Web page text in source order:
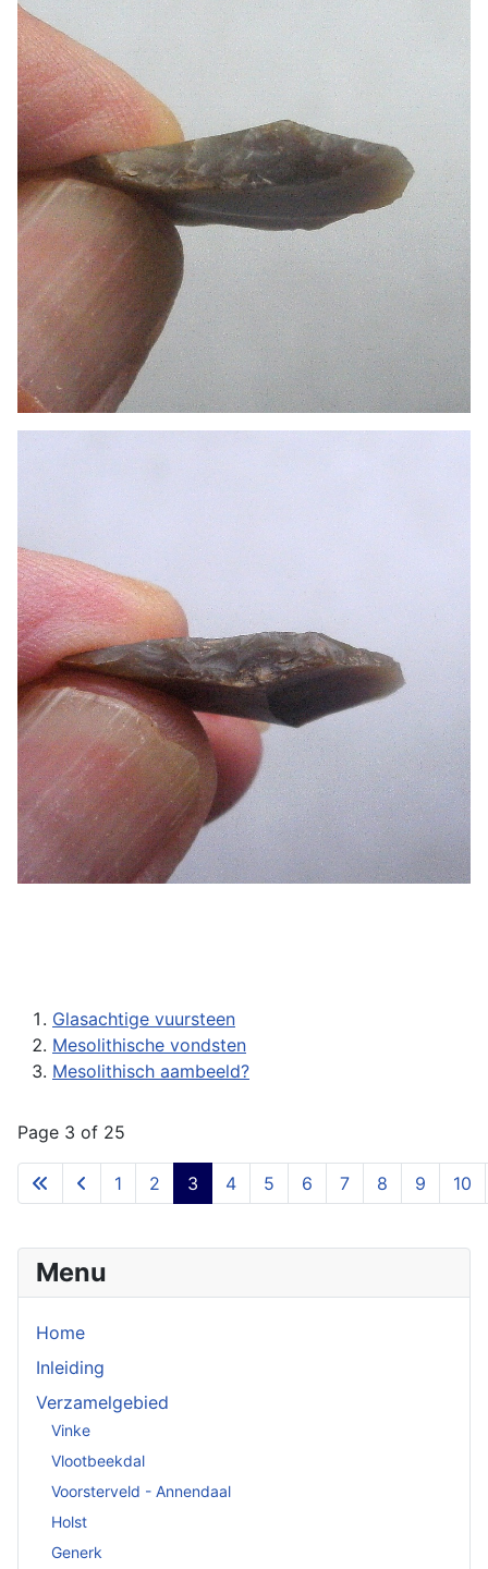
Glasachtige vuursteen
Mesolithische vondsten
Mesolithisch aambeeld?
Page 3 of 25
1 2 3 4 5 6 7 8 9 10
Menu
Home
Inleiding
Verzamelgebied
Vinke
Vlootbeekdal
Voorsterveld - Annendaal
Holst
Generk